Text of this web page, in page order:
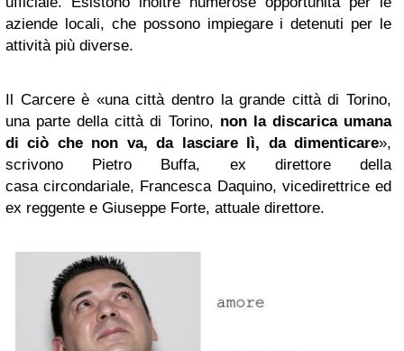
aziende locali, che possono impiegare i detenuti per le
attività più diverse.
Il Carcere è «una città dentro la grande città di Torino,
una parte della città di Torino, non la discarica umana
di ciò che non va, da lasciare lì, da dimenticare»,
scrivono Pietro Buffa, ex direttore della
casa circondariale, Francesca Daquino, vicedirettrice ed
ex reggente e Giuseppe Forte, attuale direttore.